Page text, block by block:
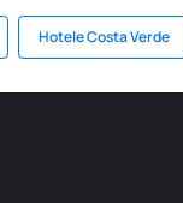
Hotele Costa Verde